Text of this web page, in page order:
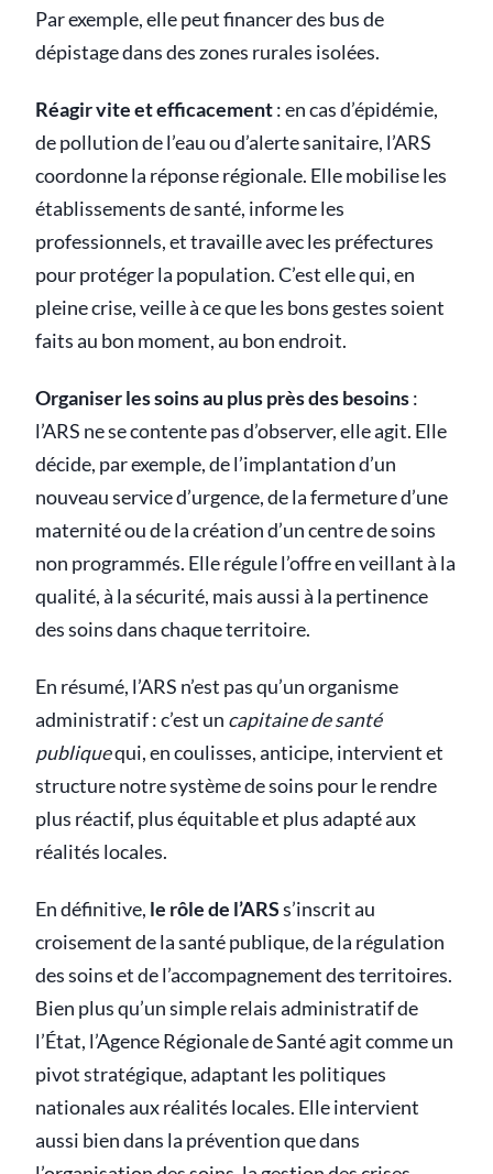
Par exemple, elle peut financer des bus de
dépistage dans des zones rurales isolées.
Réagir vite et efficacement: en cas d’épidémie,
de pollution de l’eau ou d’alerte sanitaire, l’ARS
coordonne la réponse régionale. Elle mobilise les
établissements de santé, informe les
professionnels, et travaille avec les préfectures
pour protéger la population. C’est elle qui, en
pleine crise, veille à ce que les bons gestes soient
faits au bon moment, au bon endroit.
Organiser les soins au plus près des besoins:
l’ARS ne se contente pas d’observer, elle agit. Elle
décide, par exemple, de l’implantation d’un
nouveau service d’urgence, de la fermeture d’une
maternité ou de la création d’un centre de soins
non programmés. Elle régule l’offre en veillant à la
qualité, à la sécurité, mais aussi à la pertinence
des soins dans chaque territoire.
En résumé, l’ARS n’est pas qu’un organisme
administratif : c’est un capitaine de santé
publiquequi, en coulisses, anticipe, intervient et
structure notre système de soins pour le rendre
plus réactif, plus équitable et plus adapté aux
réalités locales.
En définitive, le rôle de l’ARSs’inscrit au
croisement de la santé publique, de la régulation
des soins et de l’accompagnement des territoires.
Bien plus qu’un simple relais administratif de
l’État, l’Agence Régionale de Santé agit comme un
pivot stratégique, adaptant les politiques
nationales aux réalités locales. Elle intervient
aussi bien dans la prévention que dans